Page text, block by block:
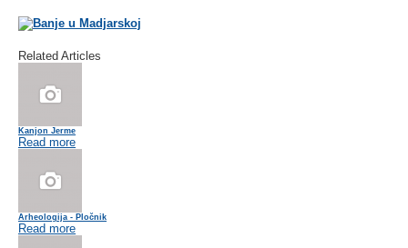
Related Articles
Kanjon Jerme
Read more
Arheologija - Pločnik
Read more